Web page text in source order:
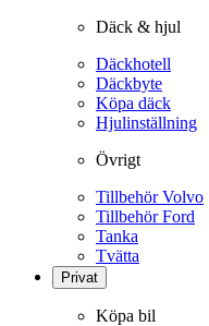
Däck & hjul
Däckhotell
Däckbyte
Köpa däck
Hjulinställning
Övrigt
Tillbehör Volvo
Tillbehör Ford
Tanka
Tvätta
Privat
Köpa bil